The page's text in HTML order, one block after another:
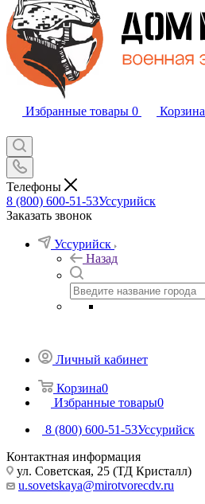
Избранные товары 0 Корзина
Телефоны
8 (800) 600-51-53Уссурийск
Заказать звонок
Уссурийск
Назад
Личный кабинет
Корзина0
Избранные товары0
8 (800) 600-51-53Уссурийск
Контактная информация
ул. Советская, 25 (ТД Кристалл)
u.sovetskaya@mirotvorecdv.ru